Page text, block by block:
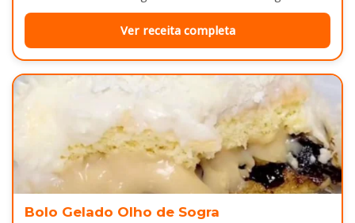
derretendo por cima...
Ver receita completa
Bolo Gelado Olho de Sogra